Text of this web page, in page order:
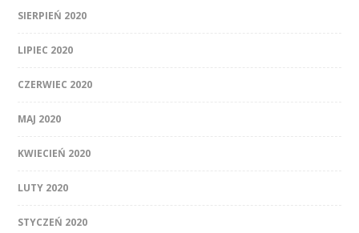
SIERPIEŃ 2020
LIPIEC 2020
CZERWIEC 2020
MAJ 2020
KWIECIEŃ 2020
LUTY 2020
STYCZEŃ 2020